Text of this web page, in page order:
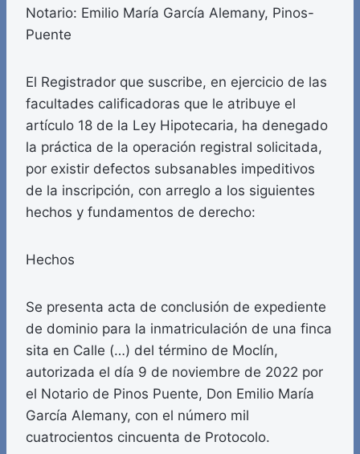
Notario: Emilio María García Alemany, Pinos-
Puente
El Registrador que suscribe, en ejercicio de las
facultades calificadoras que le atribuye el
artículo 18 de la Ley Hipotecaria, ha denegado
la práctica de la operación registral solicitada,
por existir defectos subsanables impeditivos
de la inscripción, con arreglo a los siguientes
hechos y fundamentos de derecho:
Hechos
Se presenta acta de conclusión de expediente
de dominio para la inmatriculación de una finca
sita en Calle (…) del término de Moclín,
autorizada el día 9 de noviembre de 2022 por
el Notario de Pinos Puente, Don Emilio María
García Alemany, con el número mil
cuatrocientos cincuenta de Protocolo.